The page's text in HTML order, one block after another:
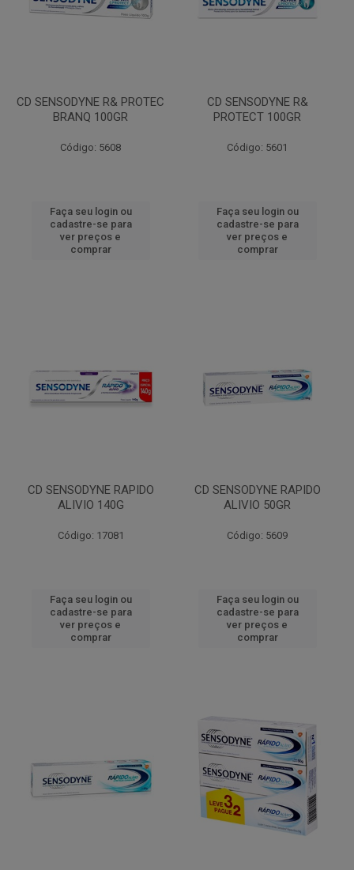
CD SENSODYNE R& PROTEC
BRANQ 100GR
Código: 5608
Faça seu login ou
cadastre-se para
ver preços e
comprar
CD SENSODYNE R&
PROTECT 100GR
Código: 5601
Faça seu login ou
cadastre-se para
ver preços e
comprar
CD SENSODYNE RAPIDO
ALIVIO 140G
Código: 17081
Faça seu login ou
cadastre-se para
ver preços e
comprar
CD SENSODYNE RAPIDO
ALIVIO 50GR
Código: 5609
Faça seu login ou
cadastre-se para
ver preços e
comprar